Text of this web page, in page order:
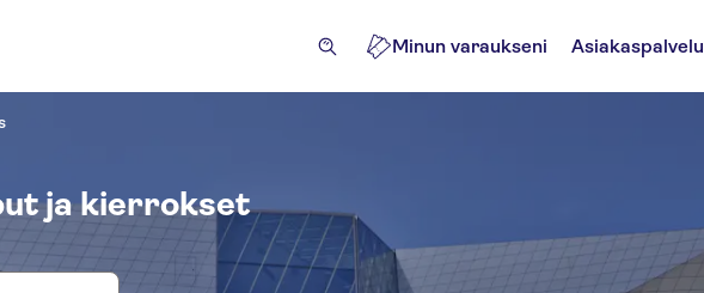
Minun varaukseni Asiakaspalvelu
ja kierrokset